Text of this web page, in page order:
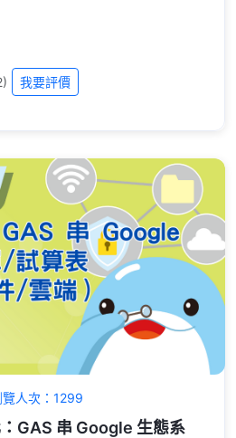
我要評價
人次：1299
GAS 串 Google 生態系